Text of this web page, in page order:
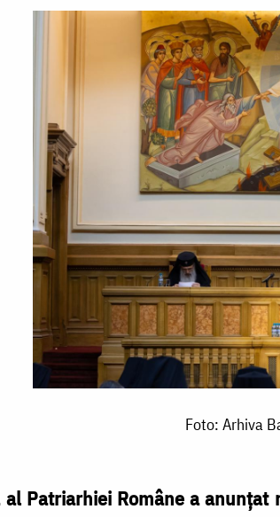
Foto: Arhiva
Patriarhiei Române a